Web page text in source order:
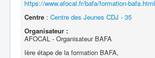
https://www.afocal.fr/bafa/formation-bafa.html
Centre : Centre des Jeunes CDJ - 35
Organisateur :
AFOCAL - Organisateur BAFA
Ière étape de la formation BAFA,